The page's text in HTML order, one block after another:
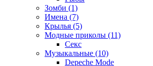
Зомби (1)
Имена (7)
Крылья (5)
Модные приколы (11)
Секс
Музыкальные (10)
Depeche Mode